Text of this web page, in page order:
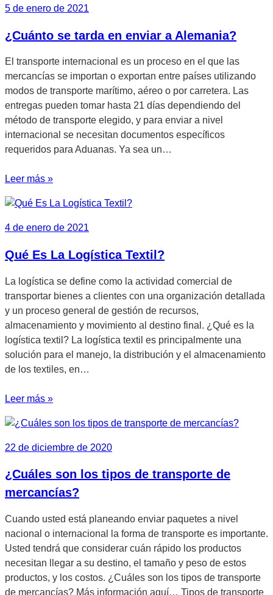
5 de enero de 2021
¿Cuánto se tarda en enviar a Alemania?
El transporte internacional es un proceso en el que las
mercancías se importan o exportan entre países utilizando
modos de transporte marítimo, aéreo o por carretera. Las
entregas pueden tomar hasta 21 días dependiendo del
método de transporte elegido, y para enviar a nivel
internacional se necesitan documentos específicos
requeridos para Aduanas. Ya sea un…
Leer más »
4 de enero de 2021
Qué Es La Logística Textil?
La logística se define como la actividad comercial de
transportar bienes a clientes con una organización detallada
y un proceso general de gestión de recursos,
almacenamiento y movimiento al destino final. ¿Qué es la
logística textil? La logística textil es principalmente una
solución para el manejo, la distribución y el almacenamiento
de los textiles, en…
Leer más »
22 de diciembre de 2020
¿Cuáles son los tipos de transporte de
mercancías?
Cuando usted está planeando enviar paquetes a nivel
nacional o internacional la forma de transporte es importante.
Usted tendrá que considerar cuán rápido los productos
necesitan llegar a su destino, el tamaño y peso de estos
productos, y los costos. ¿Cuáles son los tipos de transporte
de mercancías? Más información aquí… Tipos de transporte